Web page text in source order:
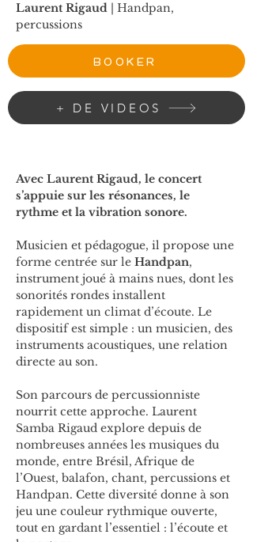
Laurent Rigaud | Handpan,
percussions
BOOKER
+ DE VIDEOS
Avec Laurent Rigaud, le concert
s’appuie sur les résonances, le
rythme et la vibration sonore.
Musicien et pédagogue, il propose une
forme centrée sur le Handpan,
instrument joué à mains nues, dont les
sonorités rondes installent
rapidement un climat d’écoute. Le
dispositif est simple : un musicien, des
instruments acoustiques, une relation
directe au son.
Son parcours de percussionniste
nourrit cette approche. Laurent
Samba Rigaud explore depuis de
nombreuses années les musiques du
monde, entre Brésil, Afrique de
l’Ouest, balafon, chant, percussions et
Handpan. Cette diversité donne à son
jeu une couleur rythmique ouverte,
tout en gardant l’essentiel : l’écoute et